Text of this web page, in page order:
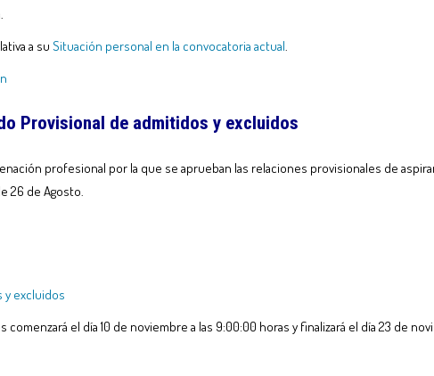
a su Situación personal en la convocatoria actual.
Provisional de admitidos y excluidos
profesional por la que se aprueban las relaciones provisionales de
26 de Agosto.
y excluidos
el día 10 de noviembre a las 9:00:00 horas y finalizará el día 23 de